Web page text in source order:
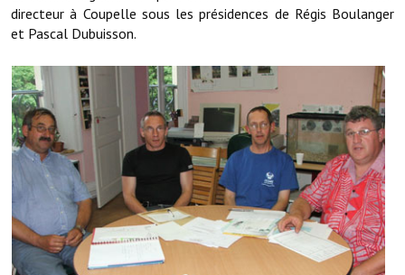
Horaires de la mairie
Les foulées fressinoises
ACCÈS RAPIDE
Démarches administratives
Projets et travaux en cours
Fêtes et manifestations
Numéros d'urgence
directeur à Coupelle sous les présidences de Régis Boulanger
et Pascal Dubuisson.